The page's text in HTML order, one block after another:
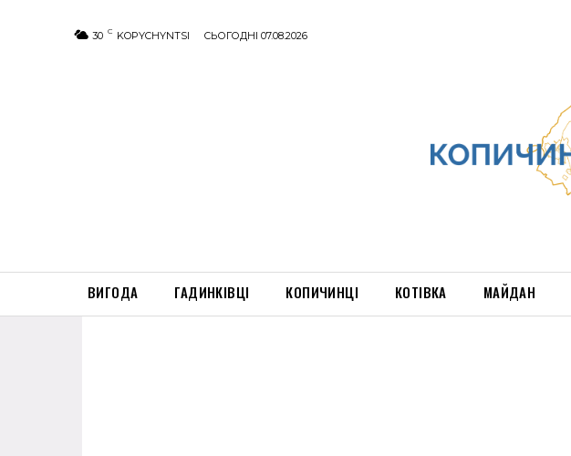
30 C KOPYCHYNTSI СЬОГОДНІ 07.08.2026
ВИГОДА ГАДИНКІВЦІ КОПИЧИНЦІ КОТІВКА МАЙДАН